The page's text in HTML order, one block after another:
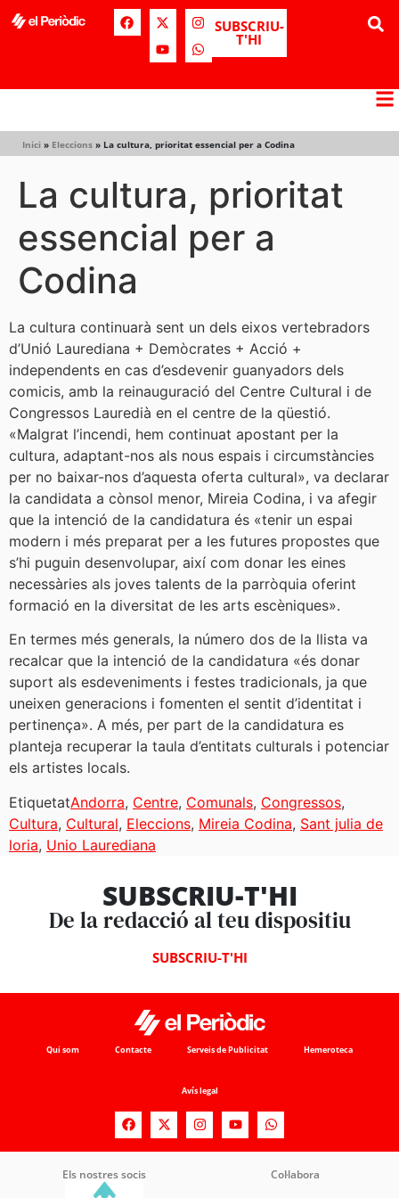
SUBSCRIU-
T'HI
Inici » Eleccions » La cultura, prioritat essencial per a Codina
La cultura, prioritat
essencial per a
Codina
La cultura continuarà sent un dels eixos vertebradors
d’Unió Laurediana + Demòcrates + Acció +
independents en cas d’esdevenir guanyadors dels
comicis, amb la reinauguració del Centre Cultural i de
Congressos Lauredià en el centre de la qüestió.
«Malgrat l’incendi, hem continuat apostant per la
cultura, adaptant-nos als nous espais i circumstàncies
per no baixar-nos d’aquesta oferta cultural», va declarar
la candidata a cònsol menor, Mireia Codina, i va afegir
que la intenció de la candidatura és «tenir un espai
modern i més preparat per a les futures propostes que
s’hi puguin desenvolupar, així com donar les eines
necessàries als joves talents de la parròquia oferint
formació en la diversitat de les arts escèniques».
En termes més generals, la número dos de la llista va
recalcar que la intenció de la candidatura «és donar
suport als esdeveniments i festes tradicionals, ja que
uneixen generacions i fomenten el sentit d’identitat i
pertinença». A més, per part de la candidatura es
planteja recuperar la taula d’entitats culturals i potenciar
els artistes locals.
EtiquetatAndorra, Centre, Comunals, Congressos,
Cultura, Cultural, Eleccions, Mireia Codina, Sant julia de
loria, Unio Laurediana
SUBSCRIU-T'HI
De la redacció al teu dispositiu
SUBSCRIU-T'HI
Qui som Contacte Serveis de Publicitat Hemeroteca
Avís legal
Els nostres socis Col·labora